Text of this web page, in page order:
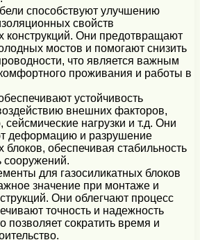
способствуют улучшению
свойств
конструкций. Они предотвращают
мостов и помогают снизить
что является важным
проживания и работы в
устойчивость
внешних факторов,
сейсмические нагрузки и т.д. Они
деформацию и разрушение
блоков, обеспечивая стабильность
сооружений.
для газосиликатных блоков
значение при монтаже и
Они облегчают процесс
точность и надежность
позволяет сократить время и